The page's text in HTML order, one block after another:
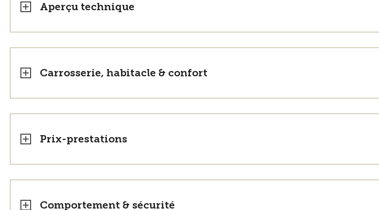
Aperçu technique
Carrosserie, habitacle & confort
Prix-prestations
Comportement & sécurité